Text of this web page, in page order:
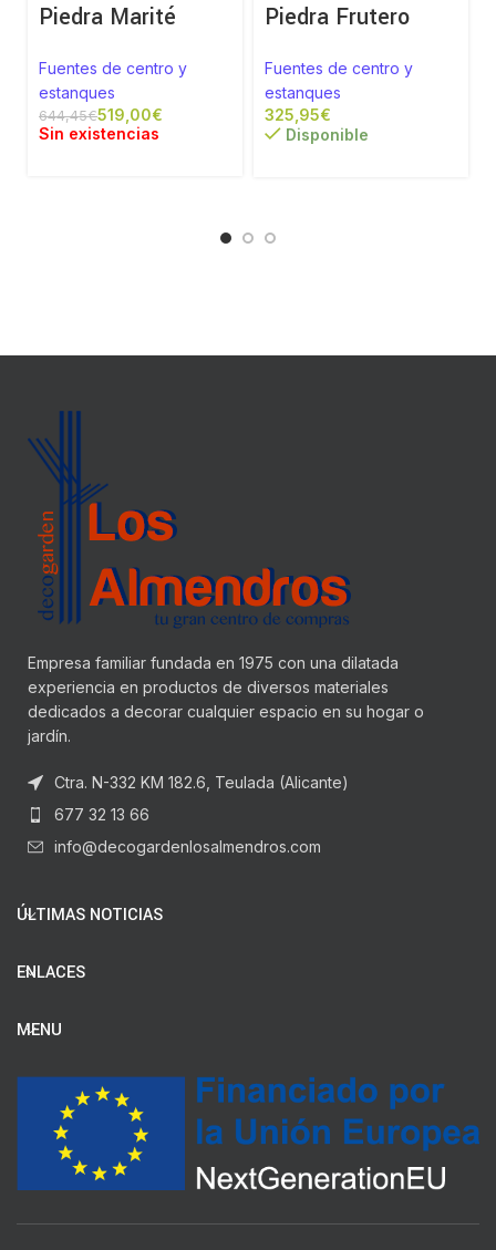
Piedra Marité
Fuentes de centro y
estanques
644,45€519,00€
Sin existencias
Piedra Frutero
Fuentes de centro y
estanques
€
Disponible
Empresa familiar fundada en 1975 con una dilatada
experiencia en productos de diversos materiales
dedicados a decorar cualquier espacio en su hogar o
jardín.
Ctra. N-332 KM 182.6, Teulada (Alicante)
677 32 13 66
info@decogardenlosalmendros.com
ÚLTIMAS NOTICIAS
ENLACES
MENU